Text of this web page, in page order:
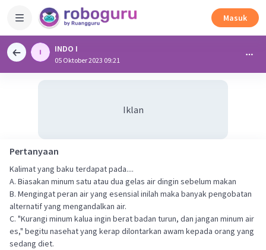
Masuk
INDO I
05 Oktober 2023 09:21
Iklan
Pertanyaan
Kalimat yang baku terdapat pada....
A. Biasakan minum satu atau dua gelas air dingin sebelum makan
B. Mengingat peran air yang esensial inilah maka banyak pengobatan
alternatif yang mengandalkan air.
C. "Kurangi minum kalua ingin berat badan turun, dan jangan minum air
es," begitu nasehat yang kerap dilontarkan awam kepada orang yang
sedang diet.